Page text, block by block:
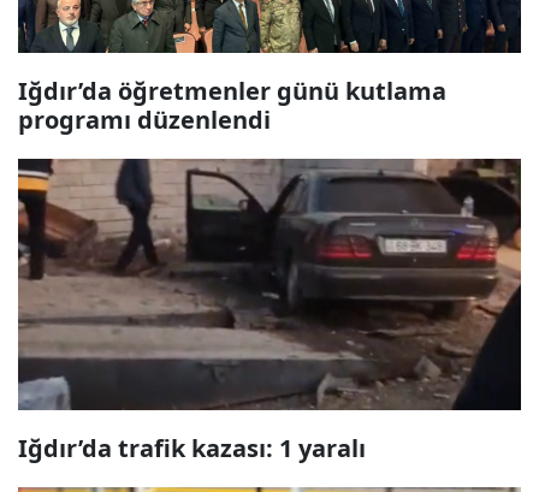
Iğdır’da öğretmenler günü kutlama
programı düzenlendi
Iğdır’da trafik kazası: 1 yaralı